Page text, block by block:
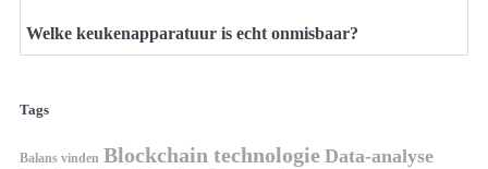
Welke keukenapparatuur is echt onmisbaar?
Tags
Balans vinden Blockchain technologie Data-analyse